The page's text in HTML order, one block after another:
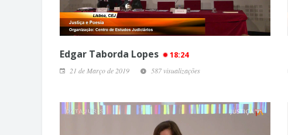
Edgar Taborda Lopes 18:24
21 de Março de 2019 587 visualizações